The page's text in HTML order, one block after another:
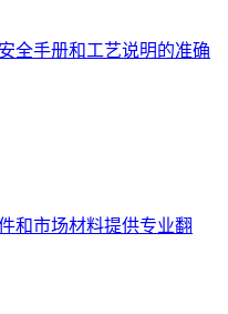
全手册和工艺说明的准确
和市场材料提供专业翻